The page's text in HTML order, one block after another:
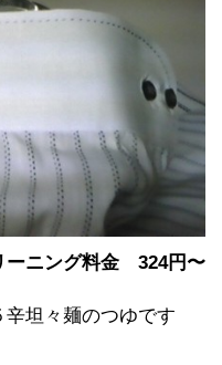
ーニング料金 324円〜
坦々麺のつゆです